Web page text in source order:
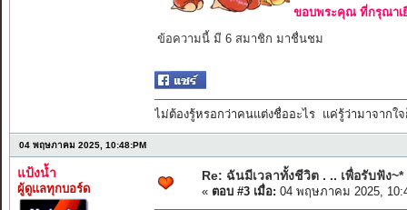
ขอบพระคุณ ที่กรุณาเ
ข้อความนี้ มี 6 สมาชิก มาชื่นชม
ไม่ต้องรู้หรอกว่าคนแต่งชื่ออะไร แค่รู้ว่ามาจากใ
04 พฤษภาคม 2025, 10:48:PM
แป้งน้ำ
ผู้ดูแลทุกบอร์ด
Re: ฉันมีเวลาทั้งชีวิต . .. เพื่อรับฟัง~*
« ตอบ #3 เมื่อ: 04 พฤษภาคม 2025,